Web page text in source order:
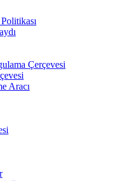
Çerçevesi
Aracı